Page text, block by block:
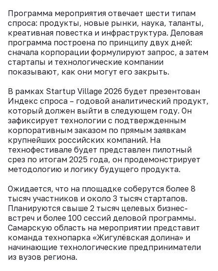
Программа мероприятия отвечает шести типам
спроса: продукты, новые рынки, наука, таланты,
креативная повестка и инфраструктура. Деловая
программа построена по принципу двух дней:
сначала корпорации формулируют запрос, а затем
стартапы и технологические компании
показывают, как они могут его закрыть.
В рамках Startup Village 2026 будет презентован
Индекс спроса – годовой аналитический продукт,
который должен выйти в следующем году. Он
зафиксирует технологии с подтвержденным
корпоративным заказом по прямым заявкам
крупнейших российских компаний. На
технофестивале будет представлен пилотный
срез по итогам 2025 года, он продемонстрирует
методологию и логику будущего продукта.
Ожидается, что на площадке соберутся более 8
тысяч участников и около 3 тысяч стартапов.
Планируются свыше 2 тысяч целевых бизнес-
встреч и более 100 сессий деловой программы.
Самарскую область на мероприятии представит
команда технопарка «Жигулёвская долина» и
начинающие технологические предприниматели
из вузов региона.